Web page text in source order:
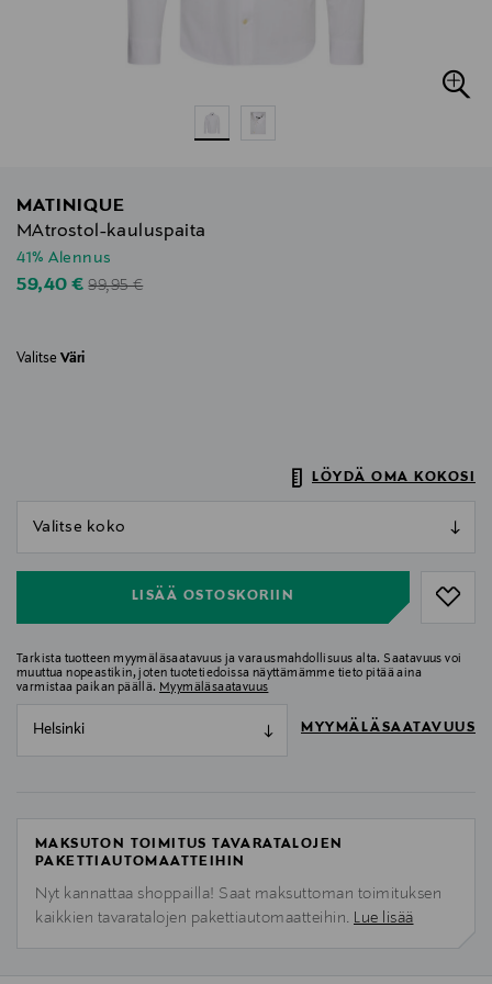
MATINIQUE
MAtrostol-kauluspaita
41% Alennus
Discounted Price
59,40 €Original Price
99,95 €
Valitse Väri
LÖYDÄ OMA KOKOSI
LISÄÄ OSTOSKORIIN
Tarkista tuotteen myymäläsaatavuus ja varausmahdollisuus alta. Saatavuus voi
muuttua nopeastikin, joten tuotetiedoissa näyttämämme tieto pitää aina
varmistaa paikan päällä. Myymäläsaatavuus
Helsinki MYYMÄLÄSAATAVUUS
MAKSUTON TOIMITUS TAVARATALOJEN
PAKETTIAUTOMAATTEIHIN
Nyt kannattaa shoppailla! Saat maksuttoman toimituksen
kaikkien tavaratalojen pakettiautomaatteihin. Lue lisää